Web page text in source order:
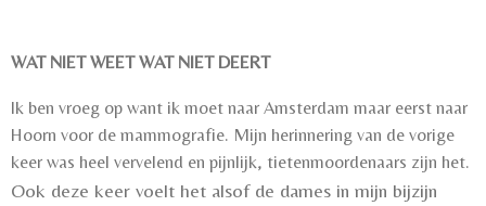
WAT NIET WEET WAT NIET DEERT
Ik ben vroeg op want ik moet naar Amsterdam maar eerst naar
Hoorn voor de mammografie. Mijn herinnering van de vorige
keer was heel vervelend en pijnlijk, tietenmoordenaars zijn het.
Ook deze keer voelt het alsof de dames in mijn bijzijn